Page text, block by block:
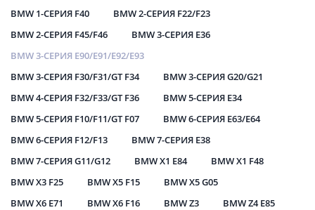
BMW 1-СЕРИЯ F40
BMW 2-СЕРИЯ F22/F23
BMW 2-СЕРИЯ F45/F46
BMW 3-СЕРИЯ E36
BMW 3-СЕРИЯ E90/E91/E92/E93
BMW 3-СЕРИЯ F30/F31/GT F34
BMW 3-СЕРИЯ G20/G21
BMW 4-СЕРИЯ F32/F33/GT F36
BMW 5-СЕРИЯ E34
BMW 5-СЕРИЯ F10/F11/GT F07
BMW 6-СЕРИЯ E63/E64
BMW 6-СЕРИЯ F12/F13
BMW 7-СЕРИЯ E38
BMW 7-СЕРИЯ G11/G12
BMW X1 E84
BMW X1 F48
BMW X3 F25
BMW X5 F15
BMW X5 G05
BMW X6 E71
BMW X6 F16 BMW Z3
BMW Z4 E85